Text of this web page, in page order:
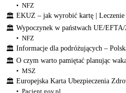
NFZ
🏛 EKUZ – jak wyrobić kartę |
🏛 Wypoczynek w państwach UE/
NFZ
🏛 Informacje dla podróżujących –
🏛 O czym warto pamiętać planując
MSZ
🏛 Europejska Karta Ubezpieczenia
Pacjent.gov.pl